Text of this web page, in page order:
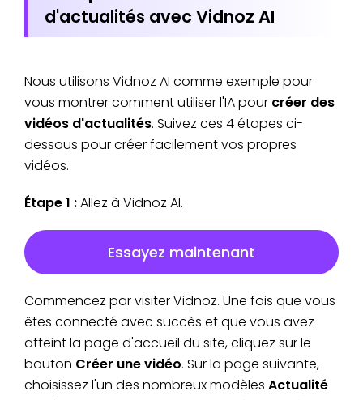
d'actualités avec Vidnoz AI
Nous utilisons Vidnoz AI comme exemple pour
vous montrer comment utiliser l'IA pour créer des
vidéos d'actualités. Suivez ces 4 étapes ci-
dessous pour créer facilement vos propres
vidéos.
Étape 1 :Allez à Vidnoz AI.
Essayez maintenant
Commencez par visiter Vidnoz. Une fois que vous
êtes connecté avec succès et que vous avez
atteint la page d'accueil du site, cliquez sur le
bouton Créer une vidéo. Sur la page suivante,
choisissez l'un des nombreux modèles Actualité